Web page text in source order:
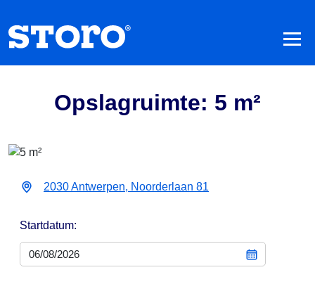
Opslagruimte: 5 m²
2030 Antwerpen, Noorderlaan 81
Startdatum: